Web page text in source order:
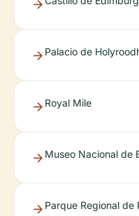
Palacio de
Royal Mile
Museo Nacional de
Parque Regional de